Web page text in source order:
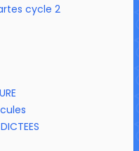
cycle 2